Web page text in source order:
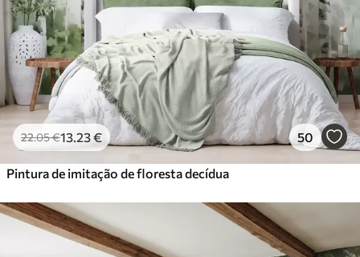
22.05€13 .23€ 50
Pintura de imitação de floresta decídua